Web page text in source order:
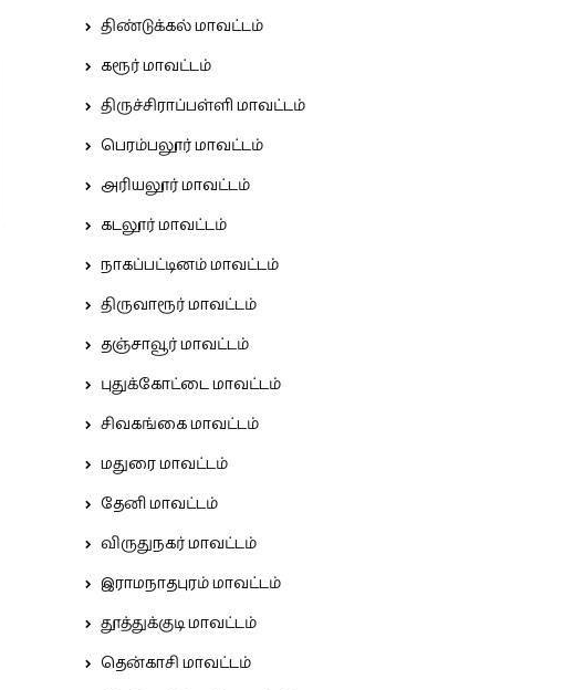
திண்டுக்கல் மாவட்டம்
கரூர் மாவட்டம்
திருச்சிராப்பள்ளி மாவட்டம்
பெரம்பலூர் மாவட்டம்
அரியலூர் மாவட்டம்
கடலூர் மாவட்டம்
நாகப்பட்டினம் மாவட்டம்
திருவாரூர் மாவட்டம்
தஞ்சாவூர் மாவட்டம்
புதுக்கோட்டை மாவட்டம்
சிவகங்கை மாவட்டம்
மதுரை மாவட்டம்
தேனி மாவட்டம்
விருதுநகர் மாவட்டம்
இராமநாதபுரம் மாவட்டம்
தூத்துக்குடி மாவட்டம்
தென்காசி மாவட்டம்